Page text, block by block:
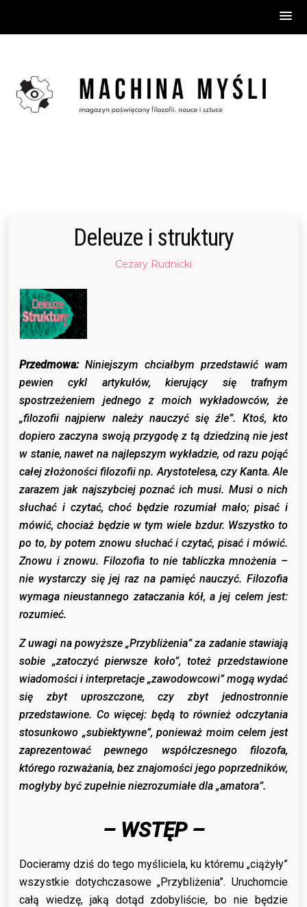
content
Deleuze i struktury
Posted
Cezary Rudnicki
Przedmowa: Niniejszym chciałbym przedstawić wam
pewien cykl artykułów, kierujący się trafnym
spostrzeżeniem jednego z moich wykładowców, że
„filozofii najpierw należy nauczyć się źle”. Ktoś, kto
dopiero zaczyna swoją przygodę z tą dziedziną nie jest
w stanie, nawet na najlepszym wykładzie, od razu pojąć
całej złożoności filozofii np. Arystotelesa, czy Kanta. Ale
zarazem jak najszybciej poznać ich musi. Musi o nich
słuchać i czytać, choć będzie rozumiał mało; pisać i
mówić, chociaż będzie w tym wiele bzdur. Wszystko to
po to, by potem znowu słuchać i czytać, pisać i mówić.
Znowu i znowu. Filozofia to nie tabliczka mnożenia –
nie wystarczy się jej raz na pamięć nauczyć. Filozofia
wymaga nieustannego zataczania kół, a jej celem jest:
rozumieć.
Z uwagi na powyższe „Przybliżenia” za zadanie stawiają
sobie „zatoczyć pierwsze koło”, toteż przedstawione
wiadomości i interpretacje „zawodowcowi” mogą wydać
się zbyt uproszczone, czy zbyt jednostronnie
przedstawione. Co więcej: będą to również odczytania
stosunkowo „subiektywne”, ponieważ moim celem jest
zaprezentować pewnego współczesnego filozofa,
którego rozważania, bez znajomości jego poprzedników,
mogłyby być zupełnie niezrozumiałe dla „amatora”.
– WSTĘP –
Docieramy dziś do tego myśliciela, ku któremu „ciążyły”
wszystkie dotychczasowe „Przybliżenia”. Uruchomcie
całą wiedzę, jaką dotąd zdobyliście, bo nie będzie